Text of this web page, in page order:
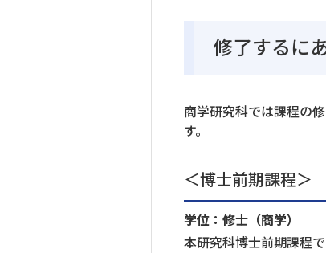
修了するに
商学研究科では課程の
す。
＜博士前期課程＞
学位：修士（商学）
本研究科博士前期課程